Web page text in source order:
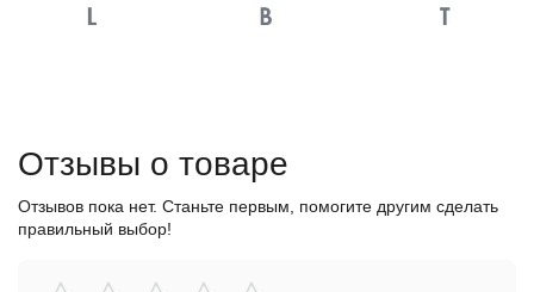
Отзывы о товаре
Отзывов пока нет. Станьте первым, помогите другим сделать
правильный выбор!